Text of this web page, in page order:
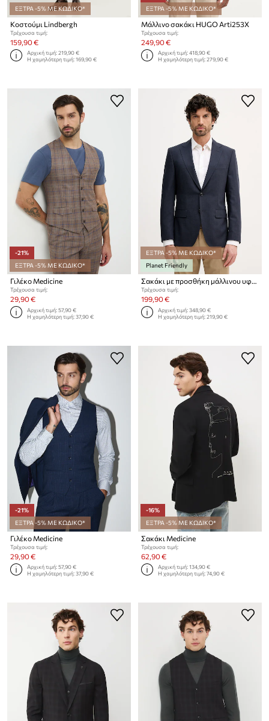
ΕΞΤΡΑ -5% ΜΕ ΚΩΔΙΚΟ*
Κοστούμι Lindbergh
Τρέχουσα τιμή:
159,90 €
Αρχική τιμή:219,90 €
Η χαμηλότερη τιμή:169,90 €
ΕΞΤΡΑ -5% ΜΕ ΚΩΔΙΚΟ*
Μάλλινο σακάκι HUGO Arti253X
Τρέχουσα τιμή:
249,90 €
Αρχική τιμή:418,90 €
Η χαμηλότερη τιμή:279,90 €
-21%
ΕΞΤΡΑ -5% ΜΕ ΚΩΔΙΚΟ*
Γιλέκο Medicine
Τρέχουσα τιμή:
29,90 €
Αρχική τιμή:57,90 €
Η χαμηλότερη τιμή:37,90 €
ΕΞΤΡΑ -5% ΜΕ ΚΩΔΙΚΟ*
Planet Friendly
Σακάκι με προσθήκη μάλλινου υφάσματος BOSS TRIPLET BLUE THONG
Τρέχουσα τιμή:
199,90 €
Αρχική τιμή:348,90 €
Η χαμηλότερη τιμή:219,90 €
-21%
ΕΞΤΡΑ -5% ΜΕ ΚΩΔΙΚΟ*
Γιλέκο Medicine
Τρέχουσα τιμή:
29,90 €
Αρχική τιμή:57,90 €
Η χαμηλότερη τιμή:37,90 €
-16%
ΕΞΤΡΑ -5% ΜΕ ΚΩΔΙΚΟ*
Σακάκι Medicine
Τρέχουσα τιμή:
62,90 €
Αρχική τιμή:134,90 €
Η χαμηλότερη τιμή:74,90 €